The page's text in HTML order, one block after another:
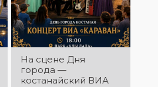
На сцене Дня
города —
костанайский ВИА